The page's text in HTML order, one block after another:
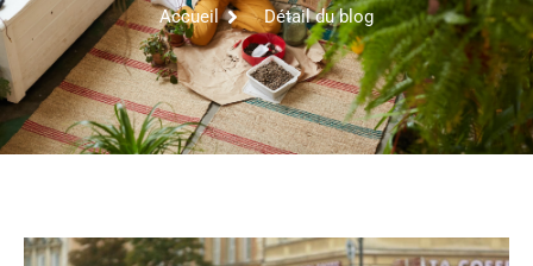
Accueil Détail du blog